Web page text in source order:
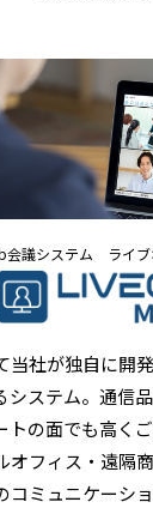
会議システム ライブ
当社が独自に開
システム。通信
トの面でも高く
フィス・遠隔
コミュニケーシ